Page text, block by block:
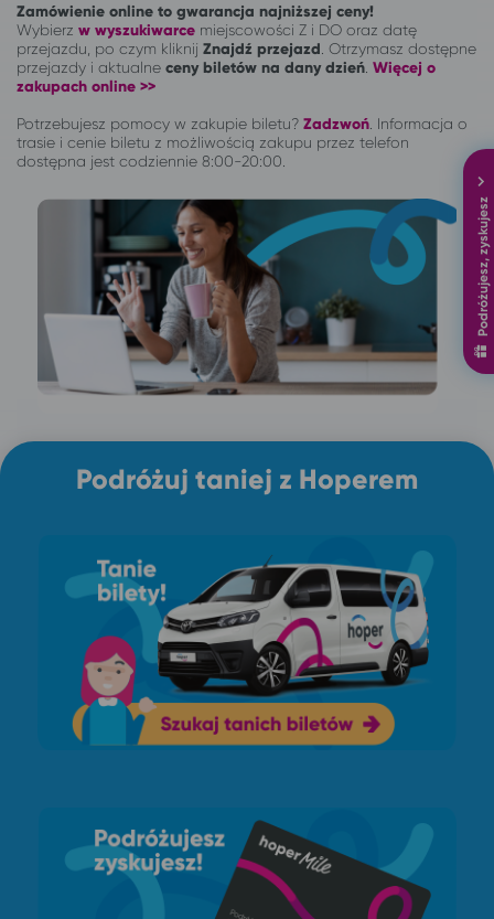
Podróżujesz, zyskujesz
Zamówienie online to gwarancja najniższej ceny!
Wybierz w wyszukiwarce miejscowości Z i DO oraz datę
przejazdu, po czym kliknij Znajdź przejazd . Otrzymasz dostępne
przejazdy i aktualne ceny biletów na dany dzień Więcej o
zakupach online >>
Potrzebujesz pomocy w zakupie biletu? Zadzwoń Informacja o
trasie i cenie biletu z możliwością zakupu przez telefon
dostępna jest codziennie 8:00-20:00.
Podróżuj taniej z Hoperem